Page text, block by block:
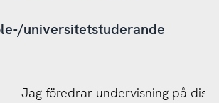
universitetstuderande
Jag föredrar undervisning på